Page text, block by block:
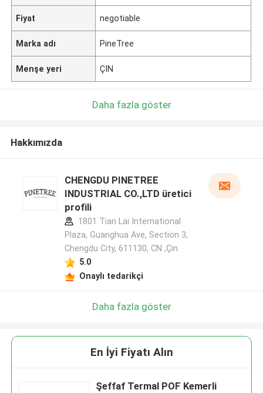
Fiyat negotiable
Marka adı PineTree
Menşe yeri ÇIN
Daha fazla göster
Hakkımızda
CHENGDU PINETREE
INDUSTRIAL CO.,LTD üretici
profili
1801 Tian Lai International
Plaza, Guanghua Ave, Section 3,
Chengdu City, 611130, CN ,Çin
5.0
Onaylı tedarikçi
Daha fazla göster
En İyi Fiyatı Alın
Şeffaf Termal POF Kemerli